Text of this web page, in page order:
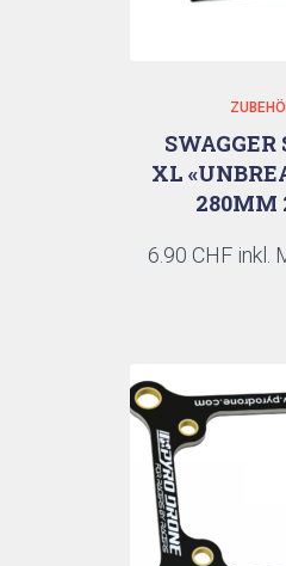
SWAGGER
XL
280MM
6.90 CHF inkl.